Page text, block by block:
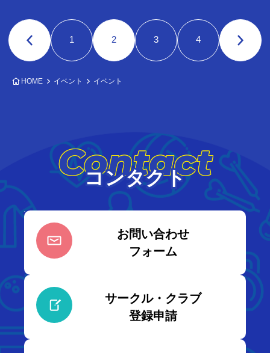
1 2 3 4
HOME イベント イベント
Contact
コンタクト
お問い合わせ
フォーム
サークル・クラブ
登録申請